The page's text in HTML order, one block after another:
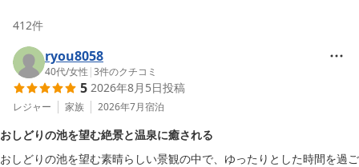
412件
ryou8058
40代/女性 |3件のクチコミ
5 2026年8月5日投稿
レジャー 家族 2026年7月宿泊
おしどりの池を望む絶景と温泉に癒される
おしどりの池を望む素晴らしい景観の中で、ゆったりとした時間を過ご